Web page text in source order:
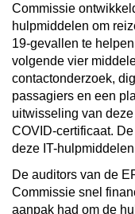
Commissie
hulpmiddelen om
19-gevallen te
volgende vier
contactonderzoek,
passagiers en een
uitwisseling van
COVID-certificaat.
deze IT-
De auditors van de
Commissie snel
aanpak had om de